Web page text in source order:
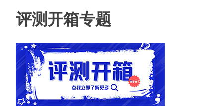
评测开箱专题